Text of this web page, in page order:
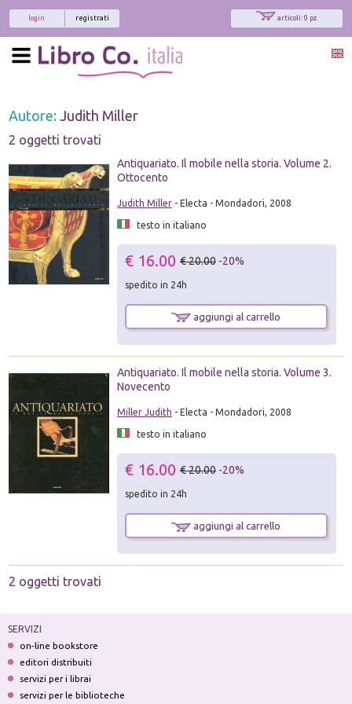
articoli: 0 pz.
registrati
login
Autore: Judith Miller
2 oggetti trovati
Antiquariato. Il mobile nella storia. Volume 2.
Ottocento
Judith Miller- Electa - Mondadori, 2008
testo in italiano
€ 16.00 € 20.00 -20%
spedito in 24h
aggiungi al carrello
Antiquariato. Il mobile nella storia. Volume 3.
Novecento
Miller Judith - Electa - Mondadori, 2008
testo in italiano
€ 16.00 € 20.00 -20%
spedito in 24h
aggiungi al carrello
2 oggetti trovati
SERVIZI
on-line bookstore
editori distribuiti
servizi per i librai
servizi per le biblioteche